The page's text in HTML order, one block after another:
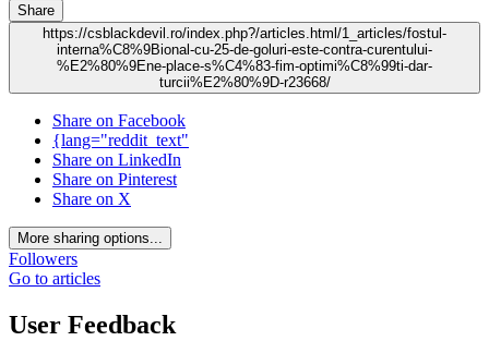
Share
https://csblackdevil.ro/index.php?/articles.html/1_articles/fostul-
interna%C8%9Bional-cu-25-de-goluri-este-contra-curentului-
%E2%80%9Ene-place-s%C4%83-fim-optimi%C8%99ti-dar-
turcii%E2%80%9D-r23668/
Share on Facebook
{lang="reddit_text"
Share on LinkedIn
Share on Pinterest
Share on X
More sharing options...
Followers
Go to articles
User Feedback